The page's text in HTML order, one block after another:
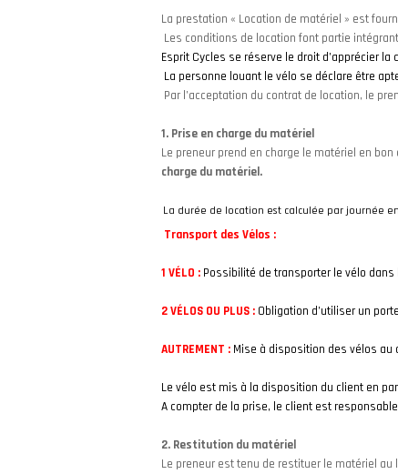
La prestation « Location de matériel » est
Les conditions de location font partie
Esprit Cycles se réserve le droit d’apprécier
La personne louant le vélo se déclare être
Par l’acceptation du contrat de location, le
1. Prise en charge du matériel
Le preneur prend en charge le matériel en
charge du matériel.
La durée de location est calculée par journée
Transport des Vélos :
1 VÉLO : Possibilité de transporter le vélo
2 VÉLOS OU PLUS : Obligation d’utiliser un
AUTREMENT : Mise à disposition des vélos au
Le vélo est mis à la disposition du client en
A compter de la prise, le client est
2. Restitution du matériel
Le preneur est tenu de restituer le matériel